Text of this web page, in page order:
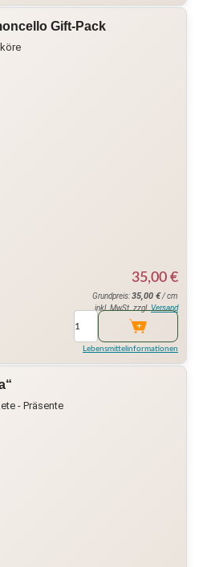
Gift-Pack
35,00 €
Grundpreis:35,00 €/ cm
inkl. MwSt. zzgl. Versand
Lebensmittelinformationen
- Präsente